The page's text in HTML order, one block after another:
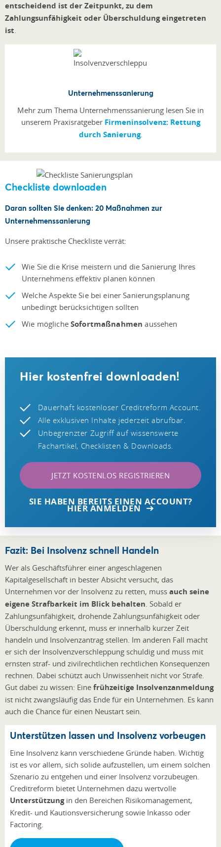
entscheidend ist der Zeitpunkt, zu dem
Zahlungsunfähigkeit oder Überschuldung eingetreten
ist.
Unternehmenssanierung
Mehr zum Thema Unternehmenssanierung lesen Sie in
unserem Praxisratgeber Firmeninsolvenz: Rettung
durch Sanierung.
Checkliste downloaden
Daran sollten Sie denken: 20 Maßnahmen zur
Unternehmenssanierung
Unsere praktische Checkliste verrät:
Wie Sie die Krise meistern und die Sanierung Ihres
Unternehmens effektiv planen können
Welche Aspekte Sie bei einer Sanierungsplanung
unbedingt berücksichtigen sollten
Wie mögliche Sofortmaßnahmenaussehen
Hier kostenfrei downloaden!
Dauerhaft kostenloser Creditreform Account.
Alle exklusiven Inhalte jederzeit abrufbar.
Unbegrenzter Zugriff auf wissenswerte
Fachartikel, Checklisten & Downloads.
JETZT KOSTENLOS REGISTRIEREN
SIE HABEN BEREITS EINEN ACCOUNT?
HIER ANMELDEN
Fazit: Bei Insolvenz schnell Handeln
Wer als Geschäftsführer einer angeschlagenen
Kapitalgesellschaft in bester Absicht versucht, das
Unternehmen vor der Insolvenz zu retten, muss auch seine
eigene Strafbarkeit im Blick behalten . Sobald er
Zahlungsunfähigkeit, drohende Zahlungsunfähigkeit oder
Überschuldung erkennt, muss er innerhalb kurzer Zeit
handeln und Insolvenzantrag stellen. Im anderen Fall macht
er sich der Insolvenzverschleppung schuldig und muss mit
ernsten straf- und zivilrechtlichen rechtlichen Konsequenzen
rechnen. Dabei schützt auch Unwissenheit nicht vor Strafe.
Gut dabei zu wissen: Eine frühzeitige Insolvenzanmeldung
ist nicht zwangsläufig das Ende für ein Unternehmen. Es kann
auch die Chance für einen Neustart sein.
Unterstützen lassen und Insolvenz vorbeugen
Eine Insolvenz kann verschiedene Gründe haben. Wichtig
ist es vor allem, sich solide aufzustellen, um einem solchen
Szenario zu entgehen und einer Insolvenz vorzubeugen.
Creditreform bietet Unternehmen dazu wertvolle
Unterstützungin den Bereichen Risikomanagement,
Kredit- und Kautionsversicherung sowie Inkasso oder
Factoring.